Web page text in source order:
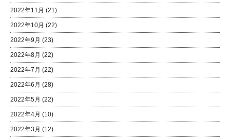
2022年11月 (21)
2022年10月 (22)
2022年9月 (23)
2022年8月 (22)
2022年7月 (22)
2022年6月 (28)
2022年5月 (22)
2022年4月 (10)
2022年3月 (12)